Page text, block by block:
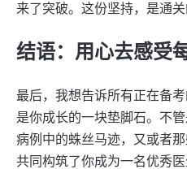
来了突破。这份坚持，是通关
结语：用心去感受
最后，我想告诉所有正在备
是你成长的一块垫脚石。不
病例中的蛛丝马迹，又或者
共同构筑了你成为一名优秀